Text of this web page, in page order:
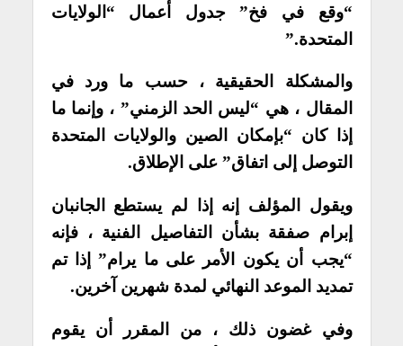
“وقع في فخ” جدول أعمال “الولايات
المتحدة.”
والمشكلة الحقيقية ، حسب ما ورد في
المقال ، هي “ليس الحد الزمني” ، وإنما ما
إذا كان “بإمكان الصين والولايات المتحدة
التوصل إلى اتفاق” على الإطلاق.
ويقول المؤلف إنه إذا لم يستطع الجانبان
إبرام صفقة بشأن التفاصيل الفنية ، فإنه
“يجب أن يكون الأمر على ما يرام” إذا تم
تمديد الموعد النهائي لمدة شهرين آخرين.
وفي غضون ذلك ، من المقرر أن يقوم